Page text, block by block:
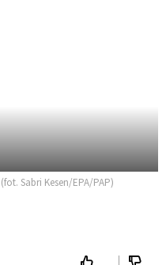
Sabri Kesen/EPA/PAP)